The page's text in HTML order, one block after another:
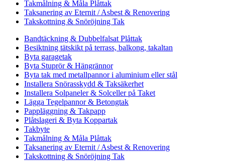
Takmålning & Måla Plåttak
Taksanering av Eternit / Asbest & Renovering
Takskottning & Snöröjning Tak
Bandtäckning & Dubbelfalsat Plåttak
Besiktning tätskikt på terrass, balkong, takaltan
Byta garagetak
Byta Stuprör & Hängrännor
Byta tak med metallpannor i aluminium eller stål
Installera Snörasskydd & Taksäkerhet
Installera Solpaneler & Solceller på Taket
Lägga Tegelpannor & Betongtak
Pappläggning & Takpapp
Plåtslageri & Byta Koppartak
Takbyte
Takmålning & Måla Plåttak
Taksanering av Eternit / Asbest & Renovering
Takskottning & Snöröjning Tak